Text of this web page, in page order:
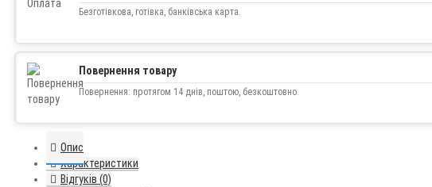
Безготівкова, готівка, банківська карта.
Повернення товару
Повернення: протягом 14 днів, поштою, безкоштовно.
Опис
Характеристики
Відгуків (0)